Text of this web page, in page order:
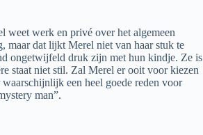
weet werk en privé over het algemeen
maar dat lijkt Merel niet van haar stuk te
ongetwijfeld druk zijn met hun kindje. Ze is
staat niet stil. Zal Merel er ooit voor kiezen
een heel goede reden voor
man”.